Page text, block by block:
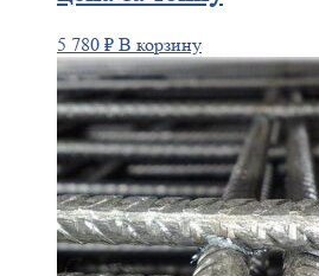
5 780 ₽ В корзину